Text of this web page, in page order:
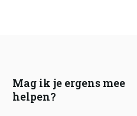
Mag ik je ergens mee
helpen?